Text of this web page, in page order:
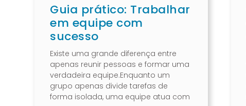
Guia prático: Trabalhar
em equipe com
sucesso
Existe uma grande diferença entre
apenas reunir pessoas e formar uma
verdadeira equipe.Enquanto um
grupo apenas divide tarefas de
forma isolada, uma equipe atua com